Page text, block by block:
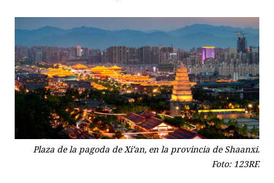
Plaza de la pagoda de Xi’an, en la provincia de Shaanxi.
Foto: 123RF.